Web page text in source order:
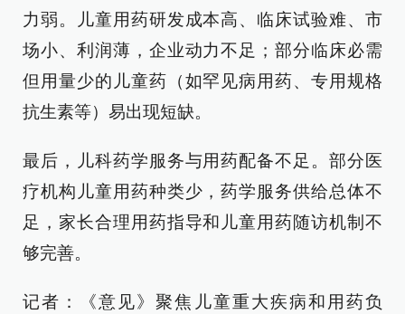
力弱。儿童用药研发成本高、临床试验难、市
场小、利润薄，企业动力不足；部分临床必需
但用量少的儿童药（如罕见病用药、专用规格
抗生素等）易出现短缺。
最后，儿科药学服务与用药配备不足。部分医
疗机构儿童用药种类少，药学服务供给总体不
足，家长合理用药指导和儿童用药随访机制不
够完善。
记者：《意见》聚焦儿童重大疾病和用药负